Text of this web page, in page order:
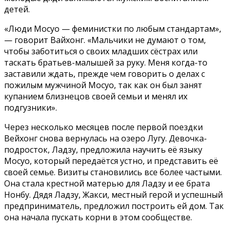
детей.
«Люди Мосуо — феминистки по любым стандартам»,
— говорит Вайхонг. «Мальчики не думают о том,
чтобы заботиться о своих младших сёстрах или
таскать братьев-малышей за руку. Меня когда-то
заставили ждать, прежде чем говорить о делах с
пожилым мужчиной Мосуо, так как он был занят
купанием близнецов своей семьи и менял их
подгузники».
Через несколько месяцев после первой поездки
Вейхонг снова вернулась на озеро Лугу. Девочка-
подросток, Ладзу, предложила научить её языку
Мосуо, который передаётся устно, и представить её
своей семье. Визиты становились все более частыми.
Она стала крестной матерью для Ладзу и ее брата
Нонбу. Дядя Ладзу, Жакси, местный герой и успешный
предприниматель, предложил построить ей дом. Так
она начала пускать корни в этом сообществе.